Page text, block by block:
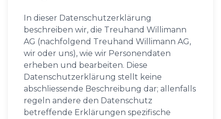
In dieser Datenschutzerklärung
beschreiben wir, die Treuhand Willimann
AG (nachfolgend Treuhand Willimann AG,
wir oder uns), wie wir Personendaten
erheben und bearbeiten. Diese
Datenschutzerklärung stellt keine
abschliessende Beschreibung dar; allenfalls
regeln andere den Datenschutz
betreffende Erklärungen spezifische